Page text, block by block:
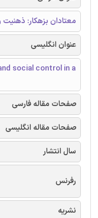
معتادان بزهکار: ذهنیت
عنوان انگلیسی
social control in a
صفحات مقاله فارسی
صفحات مقاله انگلیسی
سال انتشار
رفرنس
نشریه